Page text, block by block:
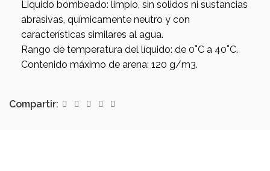
Liquido bombeado: limpio, sin solidos ni sustancias
abrasivas, químicamente neutro y con
características similares al agua.
Rango de temperatura del líquido: de 0˚C a 40˚C.
Contenido máximo de arena: 120 g/m3.
Compartir: